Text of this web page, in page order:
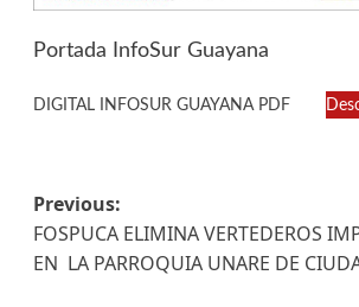
Portada InfoSur Guayana
DIGITAL INFOSUR GUAYANA PDF
Previous:
FOSPUCA ELIMINA VERTEDEROS
EN LA PARROQUIA UNARE DE